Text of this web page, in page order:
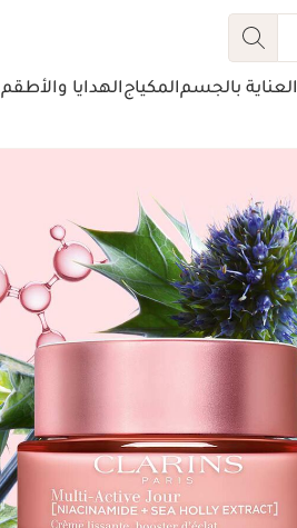
العناية بالجسمالمكياجالهدايا والأطقم